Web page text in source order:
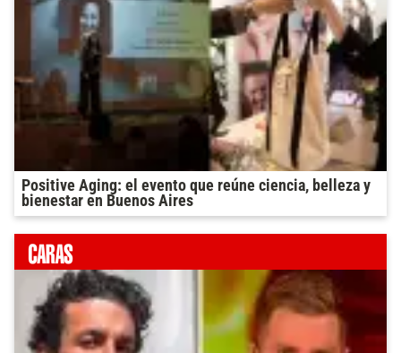
Positive Aging: el evento que reúne ciencia, belleza y
bienestar en Buenos Aires